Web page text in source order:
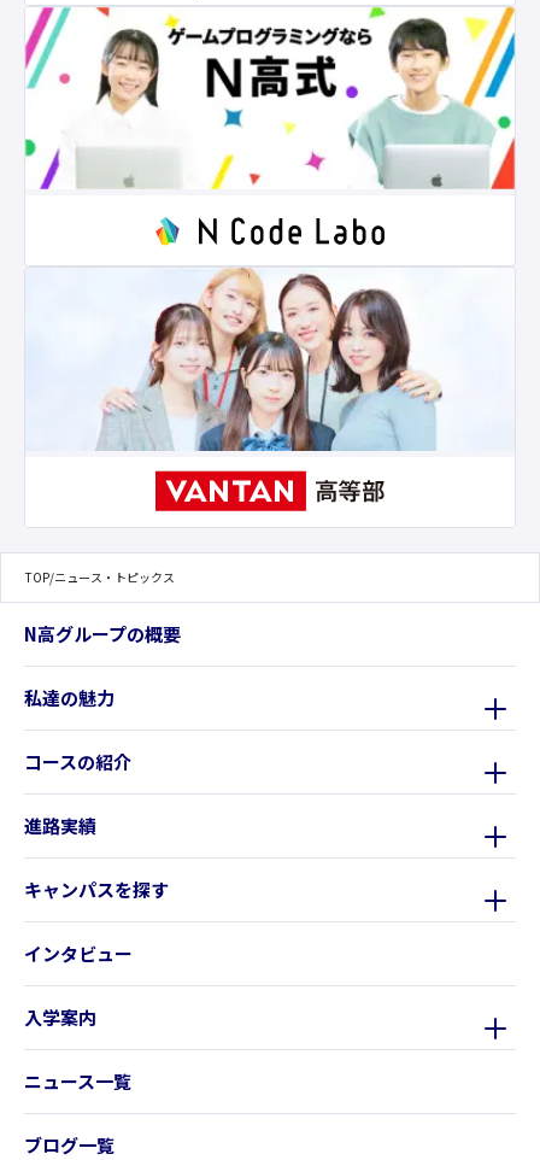
TOP/ニュース・トピックス
N高グループの概要
私達の魅力
コースの紹介
進路実績
キャンパスを探す
インタビュー
入学案内
ニュース一覧
ブログ一覧